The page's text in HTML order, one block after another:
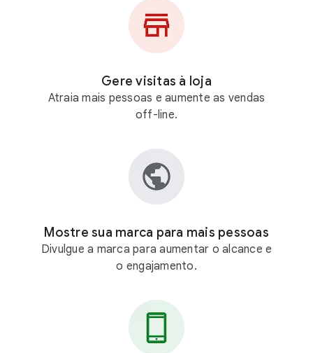
Gere visitas à loja
Atraia mais pessoas e aumente as vendas
off-line.
Mostre sua marca para mais pessoas
Divulgue a marca para aumentar o alcance e
o engajamento.